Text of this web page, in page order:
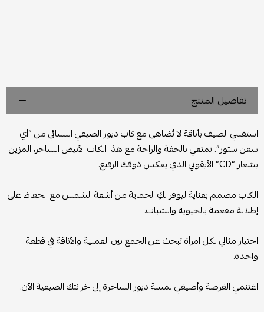
تفاصيل المنتج
استقبلي الصيف بأناقة لا تُضاهى مع كاب ديور الصيفي النسائي من “أي
سفن ستور”. تمتعي بالخفة والراحة مع هذا الكاب الأبيض الساحر، المزين
بشعار “CD” الأيقوني الذي يعكس ذوقك الرفيع.
الكاب مصمم بعناية ليوفر لكِ الحماية من أشعة الشمس مع الحفاظ على
إطلالة مفعمة بالحيوية والشباب.
اختيار مثالي لكل امرأة تبحث عن الجمع بين العملية والأناقة في قطعة
واحدة.
اغتنمي الفرصة وأضيفي لمسة ديور الساحرة إلى خزانتك الصيفية الآن.